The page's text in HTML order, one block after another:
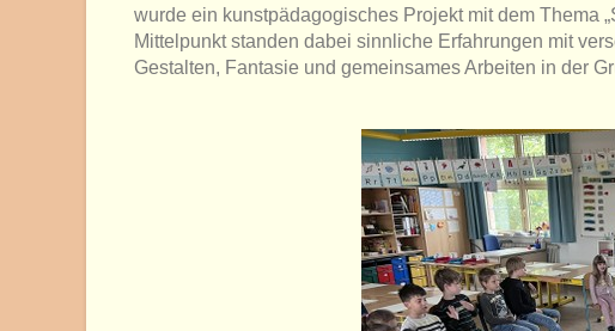
wurde ein kunstpädagogisches Projekt mit dem Thema
Mittelpunkt standen dabei sinnliche Erfahrungen mit
Gestalten, Fantasie und gemeinsames Arbeiten in der